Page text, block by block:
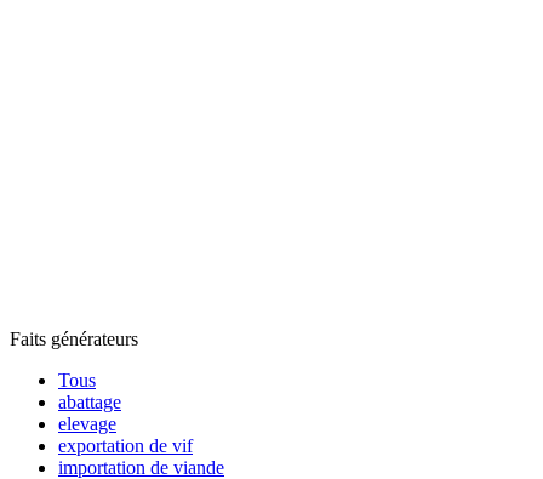
Faits générateurs
Tous
abattage
elevage
exportation de vif
importation de viande